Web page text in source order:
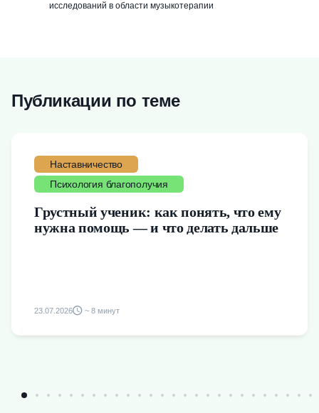
исследований в области музыкотерапии
Публикации по теме
Наставничество
Психология благополучия
Грустный ученик: как понять, что ему
нужна помощь — и что делать дальше
23.07.2026 ~ 8 минут